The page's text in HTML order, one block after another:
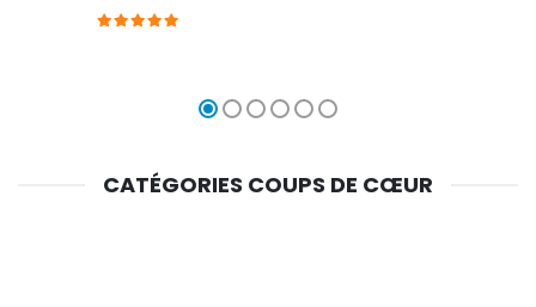
CATÉGORIES COUPS DE CŒUR